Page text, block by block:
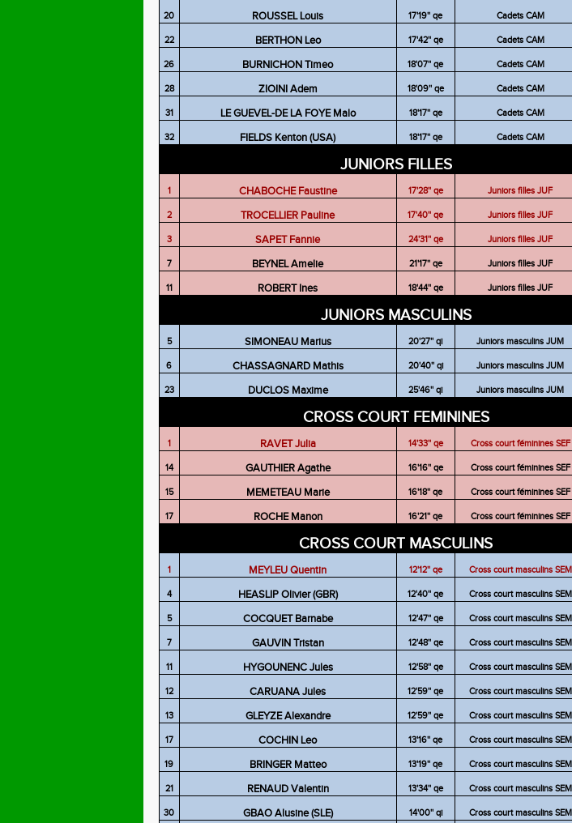
20 ROUSSEL Louis 17'19'' qe Cadets CAM
22 BERTHON Leo 17'42'' qe Cadets CAM
26 BURNICHON Timeo 18'07'' qe Cadets CAM
28 ZIOINI Adem 18'09'' qe Cadets CAM
31 LE GUEVEL-DE LA FOYE Malo 18'17'' qe Cadets CAM
32 FIELDS Kenton (USA) 18'17'' qe Cadets CAM
JUNIORS FILLES
1 CHABOCHE Faustine 17'28'' qe Juniors filles JUF
2 TROCELLIER Pauline 17'40'' qe Juniors filles JUF
3 SAPET Fannie 24'31'' qe Juniors filles JUF
7 BEYNEL Amelie 21'17'' qe Juniors filles JUF
11 ROBERT Ines 18'44'' qe Juniors filles JUF
JUNIORS MASCULINS
5 SIMONEAU Marius 20'27'' qi Juniors masculins JUM
6 CHASSAGNARD Mathis 20'40'' qi Juniors masculins JUM
23 DUCLOS Maxime 25'46'' qi Juniors masculins JUM
CROSS COURT FEMININES
1 RAVET Julia 14'33'' qe Cross court féminines SEF
14 GAUTHIER Agathe 16'16'' qe Cross court féminines SEF
15 MEMETEAU Marie 16'18'' qe Cross court féminines SEF
17 ROCHE Manon 16'21'' qe Cross court féminines SEF
CROSS COURT MASCULINS
1 MEYLEU Quentin 12'12'' qe Cross court masculins SEM
4 HEASLIP Olivier (GBR) 12'40'' qe Cross court masculins SEM
5 COCQUET Barnabe 12'47'' qe Cross court masculins SEM
7 GAUVIN Tristan 12'48'' qe Cross court masculins SEM
11 HYGOUNENC Jules 12'58'' qe Cross court masculins SEM
12 CARUANA Jules 12'59'' qe Cross court masculins SEM
13 GLEYZE Alexandre 12'59'' qe Cross court masculins SEM
17 COCHIN Leo 13'16'' qe Cross court masculins SEM
19 BRINGER Matteo 13'19'' qe Cross court masculins SEM
21 RENAUD Valentin 13'34'' qe Cross court masculins SEM
30 GBAO Alusine (SLE) 14'00'' qi Cross court masculins SEM